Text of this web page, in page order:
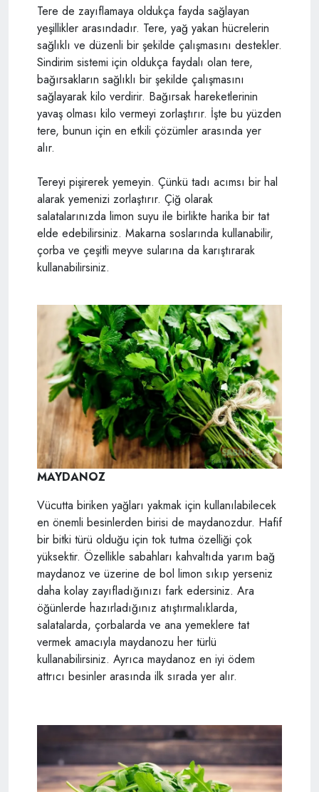
Tere de zayıflamaya oldukça fayda sağlayan
yeşillikler arasındadır. Tere, yağ yakan hücrelerin
sağlıklı ve düzenli bir şekilde çalışmasını destekler.
Sindirim sistemi için oldukça faydalı olan tere,
bağırsakların sağlıklı bir şekilde çalışmasını
sağlayarak kilo verdirir. Bağırsak hareketlerinin
yavaş olması kilo vermeyi zorlaştırır. İşte bu yüzden
tere, bunun için en etkili çözümler arasında yer
alır.
Tereyi pişirerek yemeyin. Çünkü tadı acımsı bir hal
alarak yemenizi zorlaştırır. Çiğ olarak
salatalarınızda limon suyu ile birlikte harika bir tat
elde edebilirsiniz. Makarna soslarında kullanabilir,
çorba ve çeşitli meyve sularına da karıştırarak
kullanabilirsiniz.
MAYDANOZ
Vücutta biriken yağları yakmak için kullanılabilecek
en önemli besinlerden birisi de maydanozdur. Hafif
bir bitki türü olduğu için tok tutma özelliği çok
yüksektir. Özellikle sabahları kahvaltıda yarım bağ
maydanoz ve üzerine de bol limon sıkıp yerseniz
daha kolay zayıfladığınızı fark edersiniz. Ara
öğünlerde hazırladığınız atıştırmalıklarda,
salatalarda, çorbalarda ve ana yemeklere tat
vermek amacıyla maydanozu her türlü
kullanabilirsiniz. Ayrıca maydanoz en iyi ödem
attrıcı besinler arasında ilk sırada yer alır.